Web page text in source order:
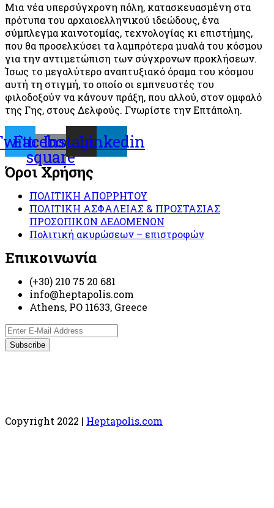
Μια νέα υπερσύγχρονη πόλη, κατασκευασμένη στα
πρότυπα του αρχαιοελληνικού ιδεώδους, ένα
σύμπλεγμα καινοτομίας, τεχνολογίας κι επιστήμης,
που θα προσελκύσει τα λαμπρότερα μυαλά του κόσμου
για την αντιμετώπιση των σύγχρονων προκλήσεων.
Ίσως το μεγαλύτερο αναπτυξιακό όραμα του κόσμου
αυτή τη στιγμή, το οποίο οι εμπνευστές του
φιλοδοξούν να κάνουν πράξη, που αλλού, στον ομφαλό
της Γης, στους Δελφούς. Γνωρίστε την Επτάπολη.
Facebook-
square
Instagram
Linkedin
Όροι Χρήσης
ΠΟΛΙΤΙΚΗ ΑΠΟΡΡΗΤΟΥ
ΠΟΛΙΤΙΚΗ ΑΣΦΑΛΕΙΑΣ & ΠΡΟΣΤΑΣΙΑΣ
ΠΡΟΣΩΠΙΚΩΝ ΔΕΔΟΜΕΝΩΝ
Πολιτική ακυρώσεων – επιστροφών
Επικοινωνία
(+30) 210 75 20 681
info@heptapolis.com
Athens, PO 11633, Greece
Copyright 2022 | Heptapolis.com